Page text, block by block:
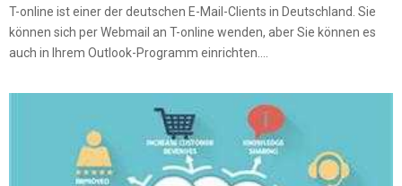
T-online ist einer der deutschen E-Mail-Clients in Deutschland. Sie
können sich per Webmail an T-online wenden, aber Sie können es
auch in Ihrem Outlook-Programm einrichten....